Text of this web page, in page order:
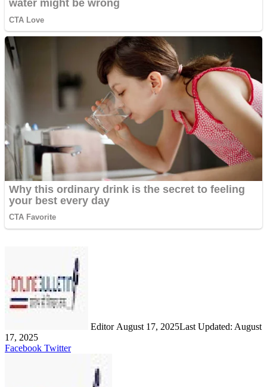
Editor August 17, 2025Last Updated: August
17, 2025
Facebook TwitterLinkedIn
Share
Print